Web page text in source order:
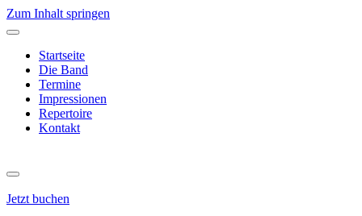
Zum Inhalt springen
Startseite
Die Band
Termine
Impressionen
Repertoire
Kontakt
Jetzt buchen